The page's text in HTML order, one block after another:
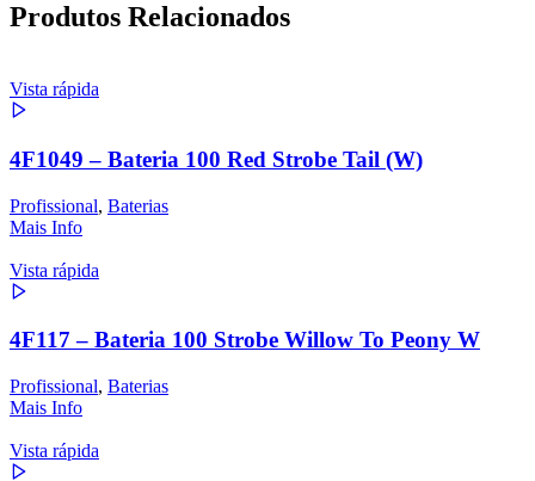
Produtos Relacionados
Vista rápida
4F1049 – Bateria 100 Red Strobe Tail (W)
Profissional, Baterias
Mais Info
Vista rápida
4F117 – Bateria 100 Strobe Willow To Peony W
Profissional, Baterias
Mais Info
Vista rápida